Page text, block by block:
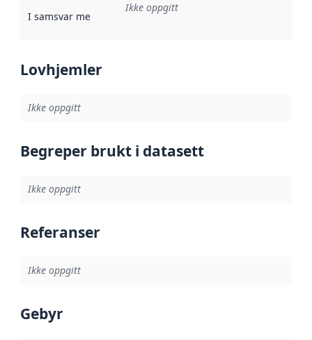
I samsvar med Referanse til en implementasjonsregel
Ikke oppgitt
Lovhjemler
Ikke oppgitt
Begreper brukt i datasett
Ikke oppgitt
Referanser
Ikke oppgitt
Gebyr